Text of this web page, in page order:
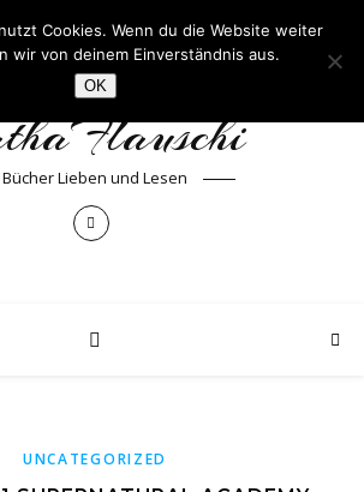
Bücher Lieben und Lesen
UNCATEGORIZED
Cookies. Wenn du die Website weiter
wir von deinem Einverständnis aus.
OK